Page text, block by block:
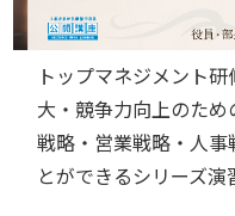
トップマネジメント
大・競争力向上のた
戦略・営業戦略・人
とができるシリーズ演